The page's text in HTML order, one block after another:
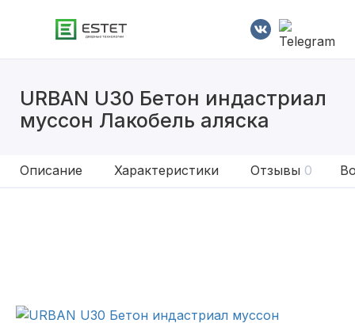
URBAN U30 Бетон индастриал
муссон Лакобель аляска
Описание Характеристики Отзывы 0